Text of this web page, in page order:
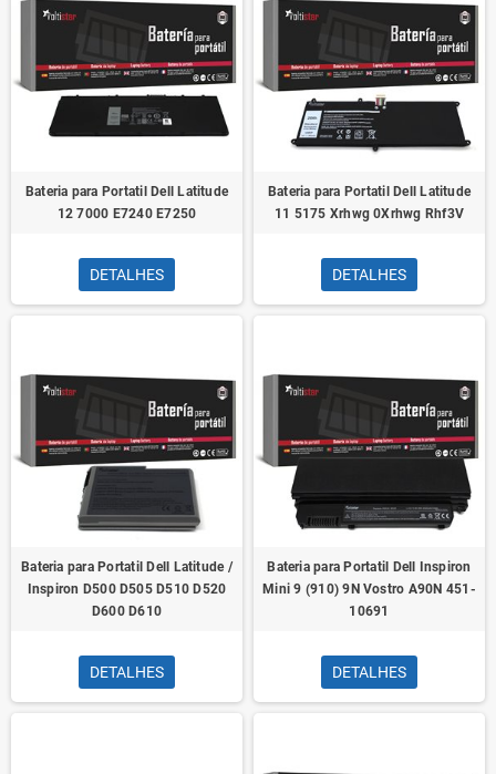
Bateria para Portatil Dell Latitude
12 7000 E7240 E7250
DETALHES
Bateria para Portatil Dell Latitude
11 5175 Xrhwg 0Xrhwg Rhf3V
DETALHES
Bateria para Portatil Dell Latitude /
Inspiron D500 D505 D510 D520
D600 D610
DETALHES
Bateria para Portatil Dell Inspiron
Mini 9 (910) 9N Vostro A90N 451-
10691
DETALHES